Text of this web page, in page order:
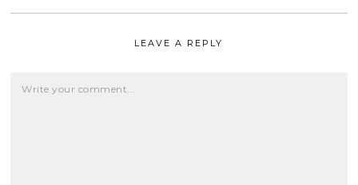
LEAVE A REPLY